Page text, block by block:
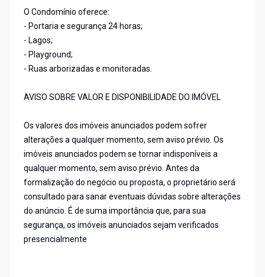
O Condomínio oferece:
- Portaria e segurança 24 horas;
- Lagos;
- Playground;
- Ruas arborizadas e monitoradas.
AVISO SOBRE VALOR E DISPONIBILIDADE DO IMÓVEL
Os valores dos imóveis anunciados podem sofrer
alterações a qualquer momento, sem aviso prévio. Os
imóveis anunciados podem se tornar indisponíveis a
qualquer momento, sem aviso prévio. Antes da
formalização do negócio ou proposta, o proprietário será
consultado para sanar eventuais dúvidas sobre alterações
do anúncio. É de suma importância que, para sua
segurança, os imóveis anunciados sejam verificados
presencialmente